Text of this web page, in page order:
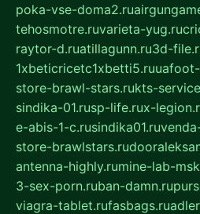
poka-vse-doma2.ru
tehosmotre.ruvarieta-yug.ru
raytor-d.ruatillagunn.ru3d-
1xbeticricetc1xbetti5.ru
store-brawl-stars.rukts-
sindika-01.rusp-life.rux-
e-abis-1-c.rusindika01.ru
store-brawlstars.ru
antenna-highly.rumine-lab-
3-sex-porn.ruban-damn.ru
viagra-tablet.rufasbags.ru